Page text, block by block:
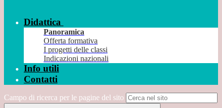
Didattica
Panoramica
Offerta formativa
I progetti delle classi
Indicazioni nazionali
Info utili
Contatti
Campo di ricerca per le pagine del sito